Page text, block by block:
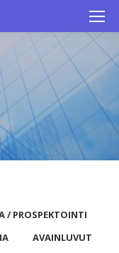
/ PROSPEKTOINTI
AVAINLUVUT